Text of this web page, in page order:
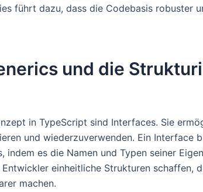
führt dazu, dass die Codebasis robuster
und die
in TypeScript sind Interfaces. Sie
und wiederzuverwenden. Ein Interface
indem es die Namen und Typen seiner
einheitliche Strukturen schaffen,
machen.